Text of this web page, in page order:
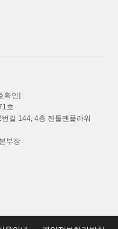
확인]
호
길 144, 4층 젠틀맨플라워
부장